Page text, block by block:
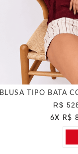
BLUSA TIPO BATA
R$
6X R$